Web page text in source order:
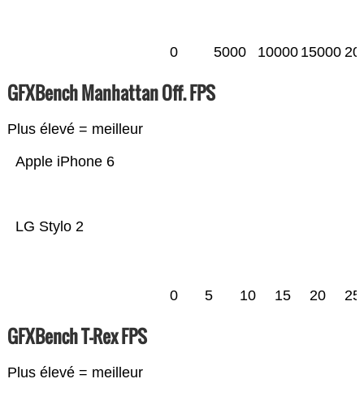
0 5000 10000 15000
GFXBench Manhattan Off. FPS
Plus élevé = meilleur
LG Stylo 2
Apple iPhone 6
0 5 10 15 20 25
GFXBench T-Rex FPS
Plus élevé = meilleur